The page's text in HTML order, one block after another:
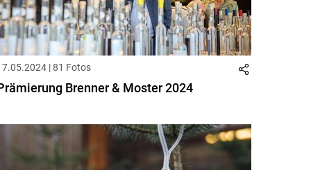
| 81 Fotos
Brenner & Moster 2024